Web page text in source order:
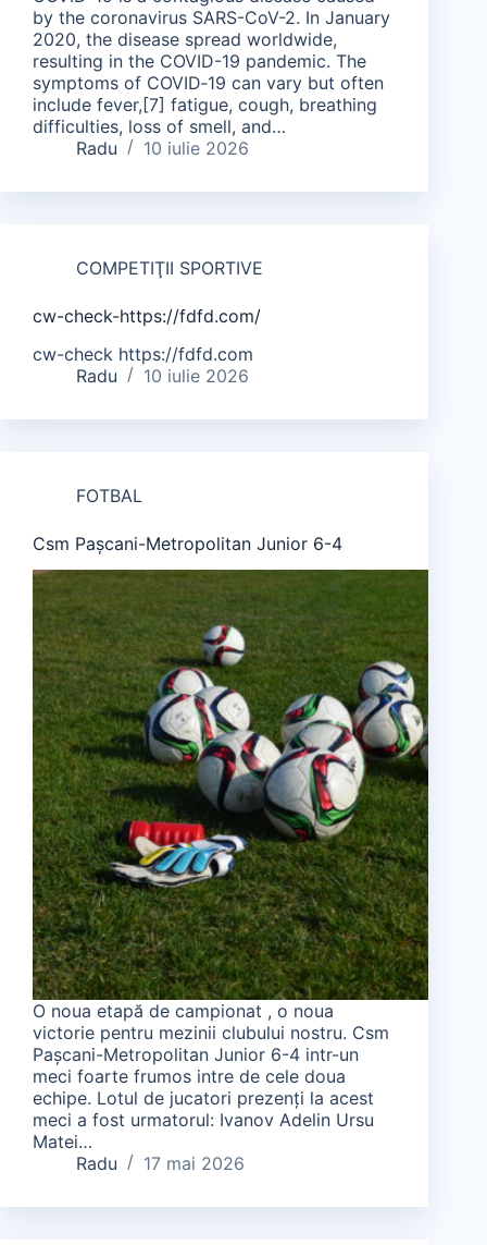
by the coronavirus SARS-CoV-2. In January
2020, the disease spread worldwide,
resulting in the COVID-19 pandemic. The
symptoms of COVID‑19 can vary but often
include fever,[7] fatigue, cough, breathing
difficulties, loss of smell, and…
Radu
10 iulie 2026
COMPETIŢII SPORTIVE
cw-check-https://fdfd.com/
cw-check https://fdfd.com
Radu
10 iulie 2026
FOTBAL
Csm Pașcani-Metropolitan Junior 6-4
O noua etapă de campionat , o noua
victorie pentru mezinii clubului nostru. Csm
Pașcani-Metropolitan Junior 6-4 intr-un
meci foarte frumos intre de cele doua
echipe. Lotul de jucatori prezenți la acest
meci a fost urmatorul: Ivanov Adelin Ursu
Matei…
Radu
17 mai 2026